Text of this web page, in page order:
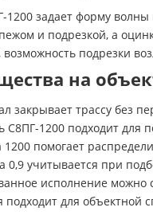
задает форму волны
и подрезкой, а
возможность подрезки
на
закрывает трассу без
С8ПГ-1200 подходит для
помогает
0,9 учитывается при
исполнение можно
подходит для объектной